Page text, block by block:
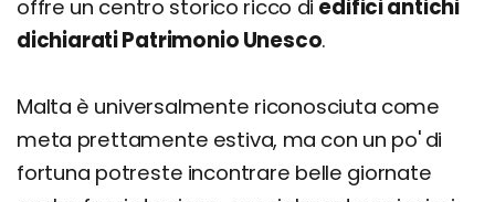
offre un centro storico ricco di edifici antichi
dichiarati Patrimonio Unesco.
Malta è universalmente riconosciuta come
meta prettamente estiva, ma con un po' di
fortuna potreste incontrare belle giornate